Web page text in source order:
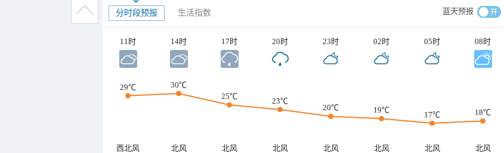
分时段预报 生活指数 蓝天预报
11时 14时 17时 20时 23时 02时 05时 08时
29℃
30℃
25℃
23℃
20℃ 19℃
17℃ 18℃
西北风 北风 北风 北风 北风 北风 北风
北风